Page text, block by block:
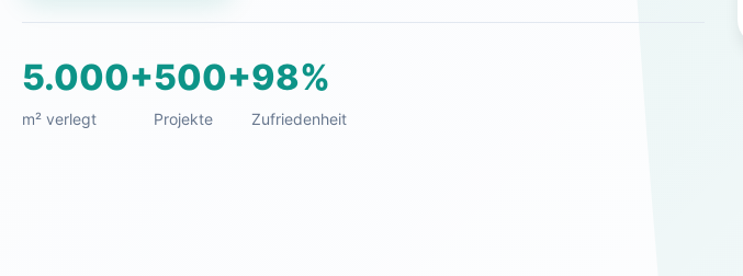
5.000+
m² verlegt
500+
Projekte
98%
Zufriedenheit